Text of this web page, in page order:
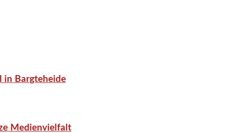
in Bargteheide
Medienvielfalt